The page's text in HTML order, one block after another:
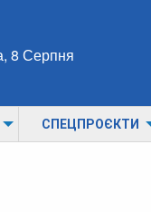
8 Серпня
СПЕЦПРОЄКТИ